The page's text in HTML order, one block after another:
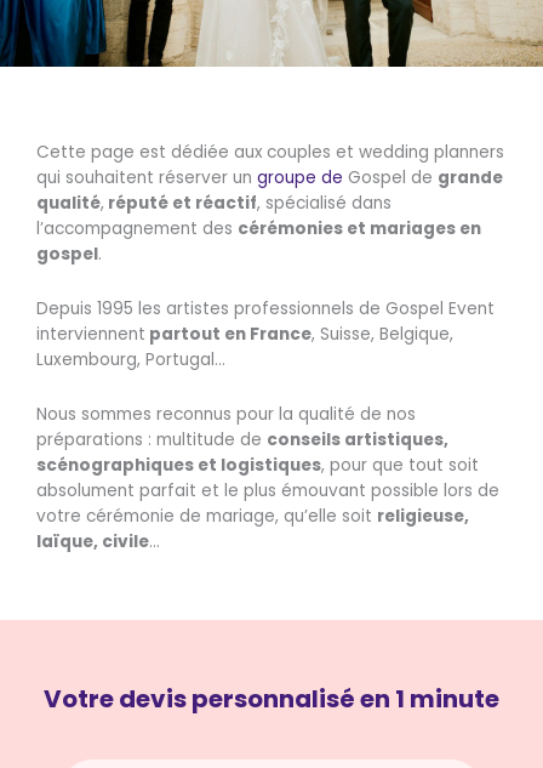
Cette page est dédiée aux couples et wedding planners
qui souhaitent réserver un groupe de Gospel de grande
qualité, réputé et réactif, spécialisé dans
l’accompagnement des cérémonies et mariages en
gospel.
Depuis 1995 les artistes professionnels de Gospel Event
interviennent partout en France, Suisse, Belgique,
Luxembourg, Portugal…
Nous sommes reconnus pour la qualité de nos
préparations : multitude de conseils artistiques,
scénographiques et logistiques, pour que tout soit
absolument parfait et le plus émouvant possible lors de
votre cérémonie de mariage, qu’elle soit religieuse,
laïque, civile…
Votre devis personnalisé en 1 minute